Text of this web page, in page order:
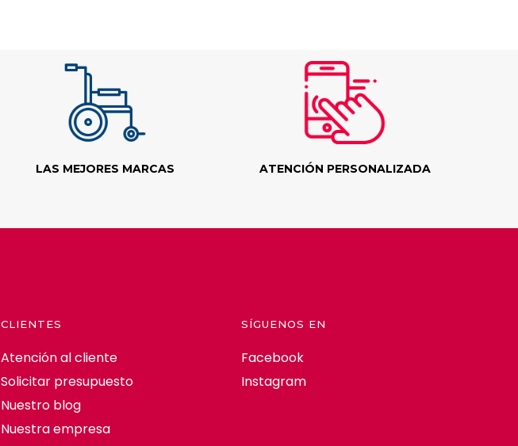
LAS MEJORES MARCAS ATENCIÓN PERSONALIZADA
CLIENTES
Atención al cliente
Solicitar presupuesto
Nuestro blog
Nuestra empresa
SÍGUENOS EN
Facebook
Instagram